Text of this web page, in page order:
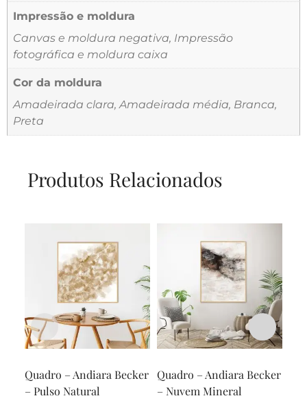
Impressão e moldura
Canvas e moldura negativa, Impressão
fotográfica e moldura caixa
Cor da moldura
Amadeirada clara, Amadeirada média, Branca,
Preta
Produtos Relacionados
Quadro – Andiara Becker
– Pulso Natural
Quadro – Andiara Becker
– Nuvem Mineral